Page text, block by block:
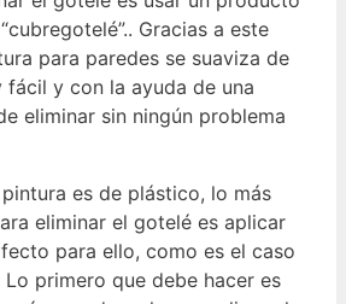
Gracias a este
para paredes se suaviza de
fácil y con la ayuda de una
eliminar sin ningún problema
es de plástico, lo más
eliminar el gotelé es aplicar
para ello, como es el caso
primero que debe hacer es